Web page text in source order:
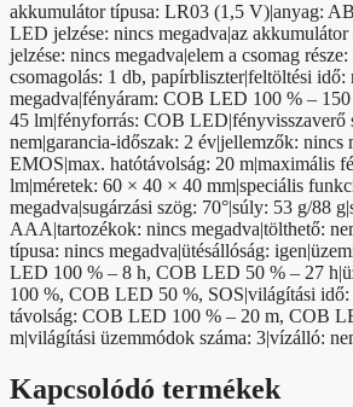
akkumulátor típusa: LR03 (1,5 V)|anyag:
LED jelzése: nincs megadva|az
jelzése: nincs megadva|elem a csomag
csomagolás: 1 db, papírbliszter|feltöltési idő:
megadva|fényáram: COB LED 100 % –
45 lm|fényforrás: COB LED|fényvisszaverő
nem|garancia-időszak: 2 év|jellemzők: nincs
EMOS|max. hatótávolság: 20 m|maximális
lm|méretek: 60 × 40 × 40 mm|speciális
megadva|sugárzási szög: 70°|súly: 53 g/88
AAA|tartozékok: nincs megadva|tölthető:
típusa: nincs megadva|ütésállóság:
LED 100 % – 8 h, COB LED 50 % – 27
100 %, COB LED 50 %, SOS|világítási idő:
távolság: COB LED 100 % – 20 m, COB
m|világítási üzemmódok száma: 3|vízálló:
Kapcsolódó termékek